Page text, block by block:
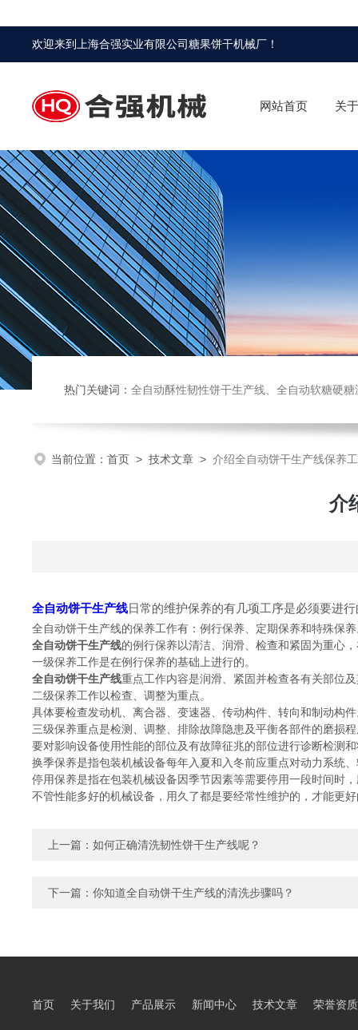
欢迎来到 上海合强实业有限公司糖果饼干机械厂 ！
网站首页 关
热门关键词： 全自动酥性韧性饼干生产线、全自动软糖硬糖浇注生产线、巧克力浇注生产线、桃酥饼干机、多功能曲奇机、热风旋
当前位置： 首页 > 技术文章 > 介绍全自动饼干生产线保养
介
全自动饼干生产线日常的维护保养的有几项工序是必须要进
全自动饼干生产线的保养工作有：例行保养、定期保养和特殊保
全自动饼干生产线的例行保养以清洁、润滑、检查和紧固为重心
一级保养工作是在例行保养的基础上进行的。
全自动饼干生产线重点工作内容是润滑、紧固并检查各有关部位
二级保养工作以检查、调整为重点。
具体要检查发动机、离合器、变速器、传动构件、转向和制动构
三级保养重点是检测、调整、排除故障隐患及平衡各部件的磨损
要对影响设备使用性能的部位及有故障征兆的部位进行诊断检测
换季保养是指包装机械设备每年入夏和入冬前应重点对动力系统
停用保养是指在包装机械设备因季节因素等需要停用一段时间时
不管性能多好的机械设备，用久了都是要经常性维护的，才能更
上一篇： 如何正确清洗韧性饼干生产线呢？
下一篇： 你知道全自动饼干生产线的清洗步骤吗？
首页 关于我们 产品展示 新闻中心 技术文章 荣誉资质